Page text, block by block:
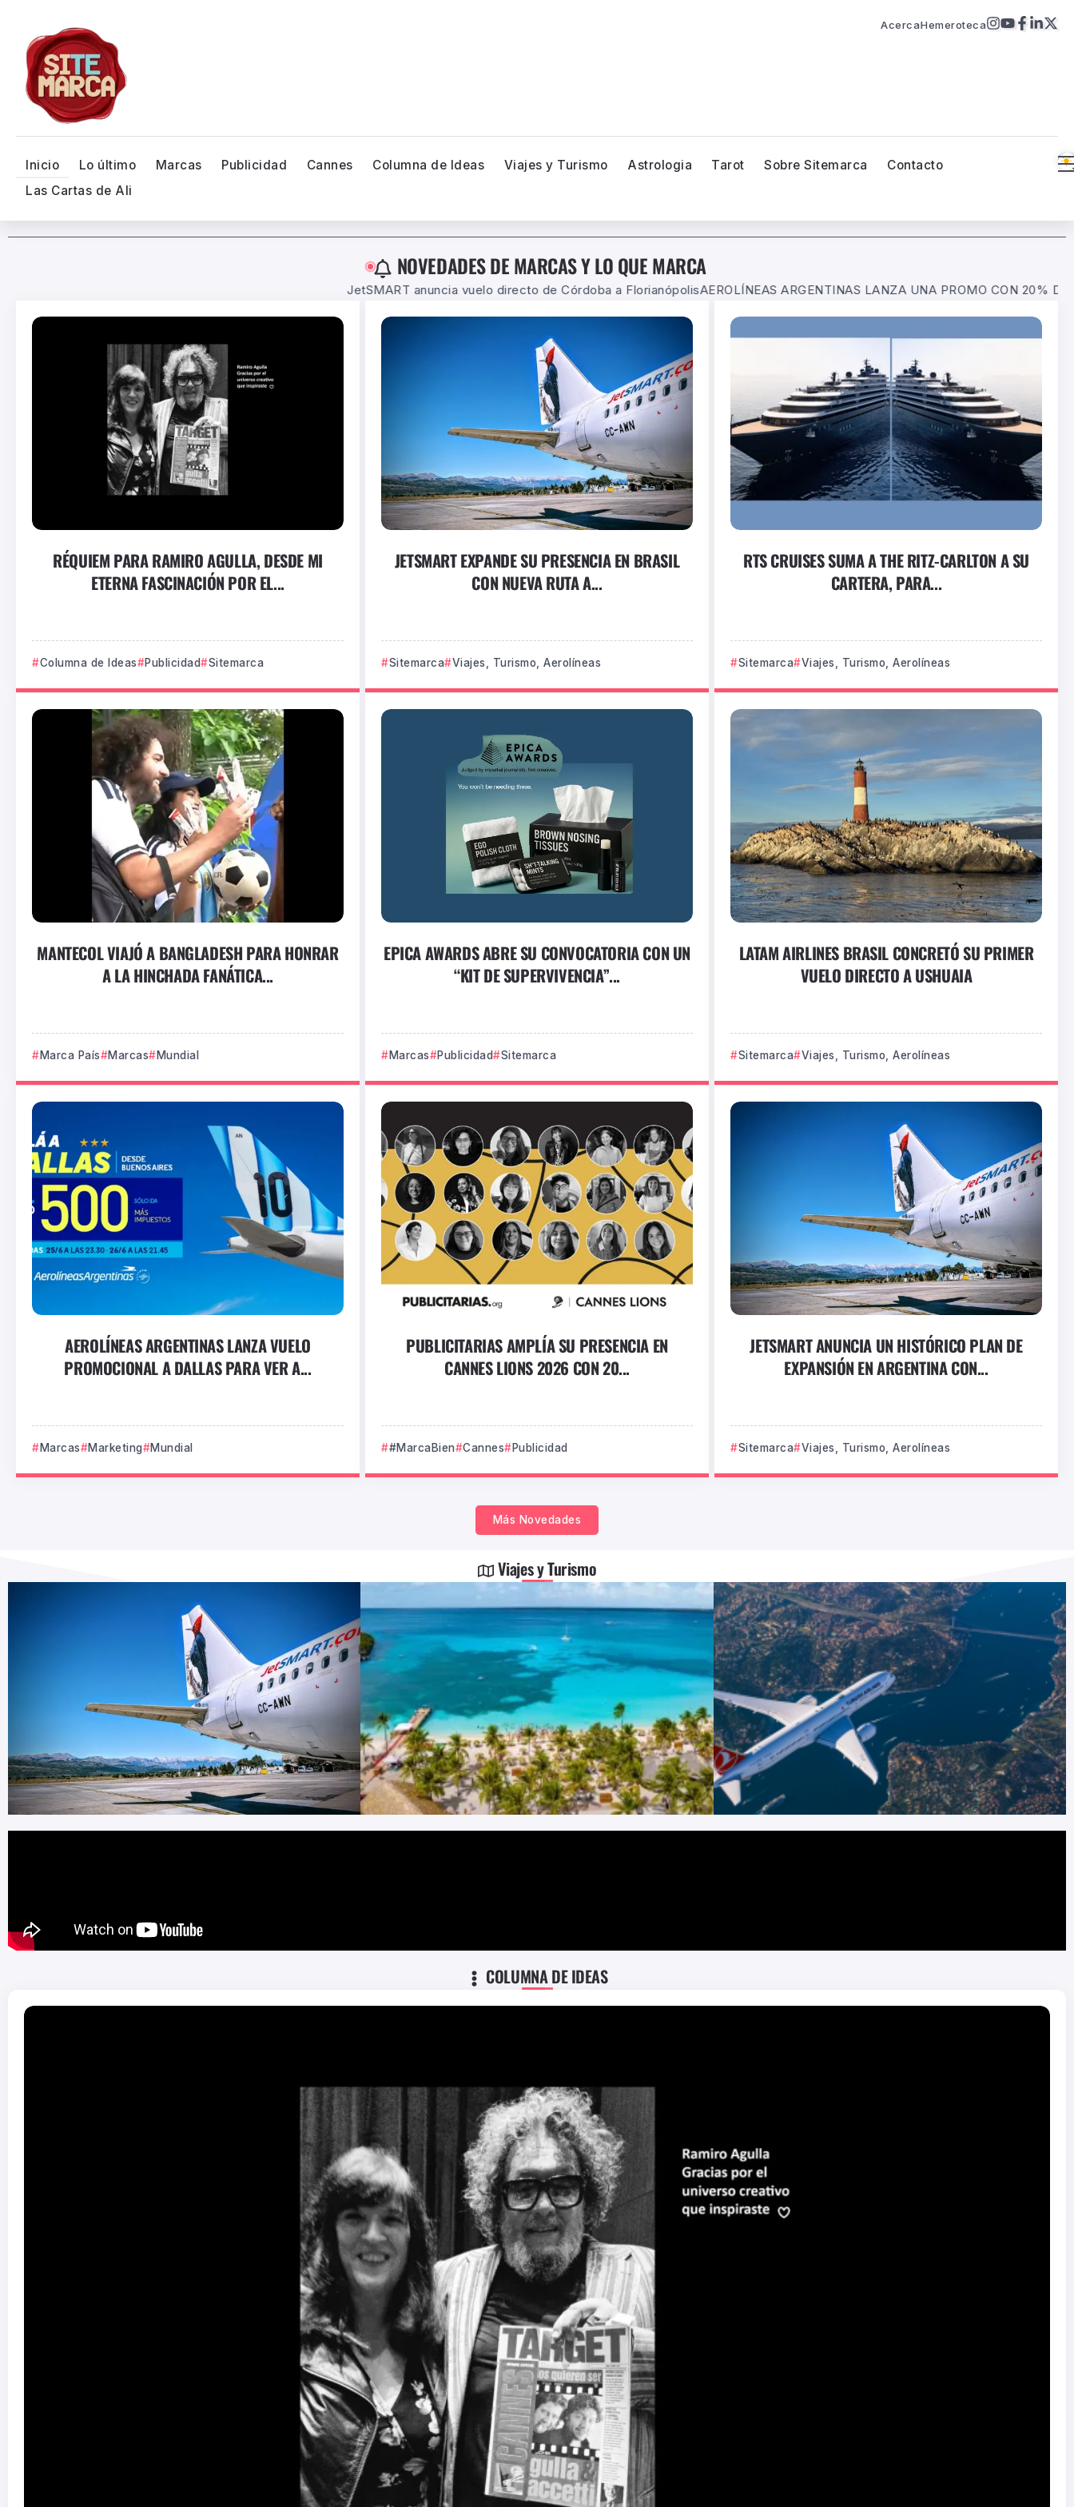
AcercaHemeroteca
Inicio Lo último Marcas Publicidad Cannes Columna de Ideas Viajes y Turismo Astrologia Tarot Sobre Sitemarca
Contacto
Las Cartas de Ali
NOVEDADES DE MARCAS Y LO QUE MARCA
JetSMART anuncia vuelo directo de Córdoba a FlorianópolisAEROLÍNEAS ARGENTINAS LANZA UNA PROMO CON 20% DE DESCUENTO Y HASTA
RÉQUIEM PARA RAMIRO AGULLA, DESDE MI
ETERNA FASCINACIÓN POR EL...
Columna de Ideas Publicidad Sitemarca
JETSMART EXPANDE SU PRESENCIA EN BRASIL
CON NUEVA RUTA A...
Sitemarca Viajes, Turismo, Aerolíneas
RTS CRUISES SUMA A THE RITZ-CARLTON A SU
CARTERA, PARA...
Sitemarca Viajes, Turismo, Aerolíneas
MANTECOL VIAJÓ A BANGLADESH PARA HONRAR
A LA HINCHADA FANÁTICA...
Marca País Marcas Mundial
EPICA AWARDS ABRE SU CONVOCATORIA CON UN
“KIT DE SUPERVIVENCIA”...
Marcas Publicidad Sitemarca
LATAM AIRLINES BRASIL CONCRETÓ SU PRIMER
VUELO DIRECTO A USHUAIA
Sitemarca Viajes, Turismo, Aerolíneas
AEROLÍNEAS ARGENTINAS LANZA VUELO
PROMOCIONAL A DALLAS PARA VER A...
Marcas Marketing Mundial
PUBLICITARIAS AMPLÍA SU PRESENCIA EN
CANNES LIONS 2026 CON 20...
#MarcaBien Cannes Publicidad
JETSMART ANUNCIA UN HISTÓRICO PLAN DE
EXPANSIÓN EN ARGENTINA CON...
Sitemarca Viajes, Turismo, Aerolíneas
Más Novedades
Viajes y Turismo
COLUMNA DE IDEAS